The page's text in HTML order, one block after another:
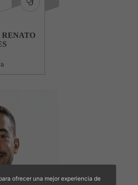
RENATO
ofrecer una mejor experiencia de